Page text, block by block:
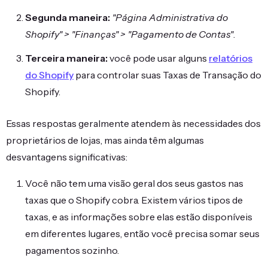
Segunda maneira: "Página Administrativa do
Shopify" > "Finanças" > "Pagamento de Contas".
Terceira maneira: você pode usar alguns relatórios
do Shopify para controlar suas Taxas de Transação do
Shopify.
Essas respostas geralmente atendem às necessidades dos
proprietários de lojas, mas ainda têm algumas
desvantagens significativas:
Você não tem uma visão geral dos seus gastos nas
taxas que o Shopify cobra. Existem vários tipos de
taxas, e as informações sobre elas estão disponíveis
em diferentes lugares, então você precisa somar seus
pagamentos sozinho.